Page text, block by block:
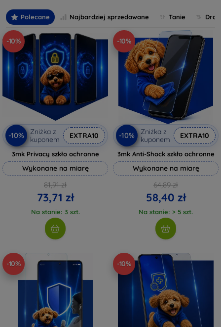
Polecane Najbardziej sprzedawane Tanie
-10%
-10%
Zniżka z
kuponem
EXTRA10
3mk Privacy szkło ochronne
Wykonane na miarę
81,91 zł
73,71 zł
Na stanie: 3 szt.
-10%
-10%
Zniżka z
kuponem
EXTRA10
3mk Anti-Shock szkło ochronne
Wykonane na miarę
64,89 zł
58,40 zł
Na stanie: > 5 szt.
-10% -10%